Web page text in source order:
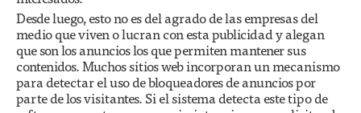
Desde luego, esto no es del agrado de las empresas del
medio que viven o lucran con esta publicidad y alegan
que son los anuncios los que permiten mantener sus
contenidos. Muchos sitios web incorporan un mecanismo
para detectar el uso de bloqueadores de anuncios por
parte de los visitantes. Si el sistema detecta este tipo de